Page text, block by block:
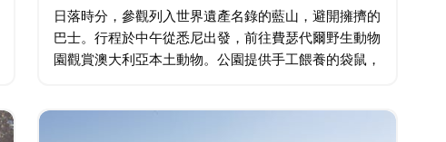
日落時分，參觀列入世界遺產名錄的藍山，避開擁擠的
巴士。行程於中午從悉尼出發，前往費瑟代爾野生動物
園觀賞澳大利亞本土動物。公園提供手工餵養的袋鼠，